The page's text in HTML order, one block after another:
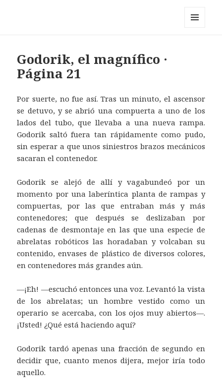
Godorik, el magnífico ·
Página 21
Por suerte, no fue así. Tras un minuto, el ascensor
se detuvo, y se abrió una compuerta a uno de los
lados del tubo, que llevaba a una nueva rampa.
Godorik saltó fuera tan rápidamente como pudo,
sin esperar a que unos siniestros brazos mecánicos
sacaran el contenedor.
Godorik se alejó de allí y vagabundeó por un
momento por una laberíntica planta de rampas y
compuertas, por las que entraban más y más
contenedores; que después se deslizaban por
cadenas de desmontaje en las que una especie de
abrelatas robóticos las horadaban y volcaban su
contenido, envases de plástico de diversos colores,
en contenedores más grandes aún.
—¡Eh! —escuchó entonces una voz. Levantó la vista
de los abrelatas; un hombre vestido como un
operario se acercaba, con los ojos muy abiertos—.
¡Usted! ¿Qué está haciendo aquí?
Godorik tardó apenas una fracción de segundo en
decidir que, cuanto menos dijera, mejor iría todo
aquello.